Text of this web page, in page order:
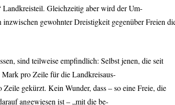
Landkreisteil. Gleichzeitig aber wird der Um-
gewohnter Dreistigkeit gegenüber Freien
sind teilweise empfindlich: Selbst jenen, die seit
pro Zeile für die Landkreisaus-
gekürzt. Kein Wunder, dass – so eine Freie, die
angewiesen ist – „mit die be-